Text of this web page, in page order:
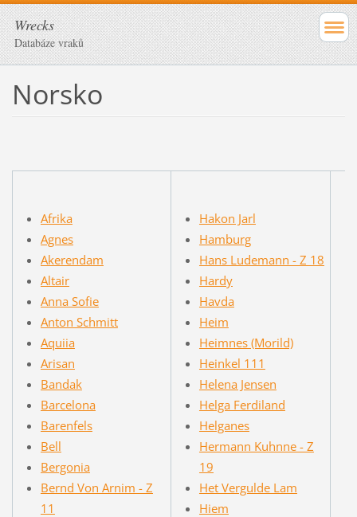
Wrecks
Databáze vraků
Norsko
Afrika
Agnes
Akerendam
Altair
Anna Sofie
Anton Schmitt
Aquiia
Arisan
Bandak
Barcelona
Barenfels
Bell
Bergonia
Bernd Von Arnim - Z
11
Hakon Jarl
Hamburg
Hans Ludemann - Z 18
Hardy
Havda
Heim
Heimnes (Morild)
Heinkel 111
Helena Jensen
Helga Ferdiland
Helganes
Hermann Kuhnne - Z
19
Het Vergulde Lam
Hiem